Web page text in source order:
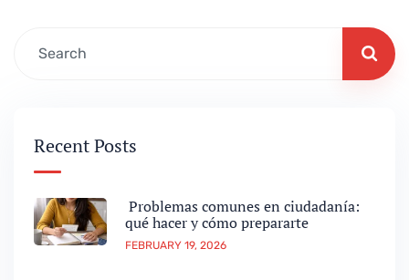
Recent Posts
Problemas comunes en ciudadanía:
qué hacer y cómo prepararte
FEBRUARY 19, 2026